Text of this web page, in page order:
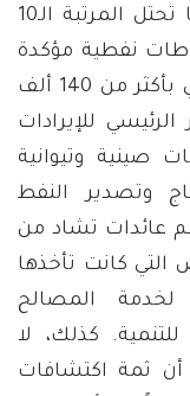
التطورات الراهنة في تشاد، فنجامينا تحتل المرتبة الـ10
نفطية مؤكدة
بحوالي 1.5 مليار برميل، مع انتاج يومي بأكثر من 140 ألف
للإيرادات
صينية وتيوانية
وتصدير النفط
عائدات تشاد من
كانت تأخذها
المصالح
كذلك، لا
أن ثمة اكتشافات